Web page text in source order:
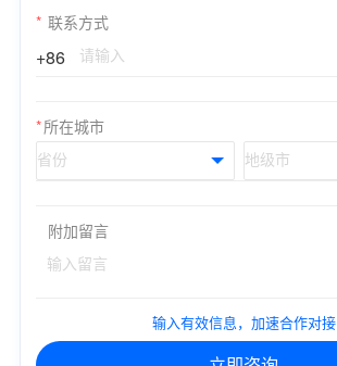
* 联系方式
+86
*所在城市
附加留言
输入有效信息，加速合作对接